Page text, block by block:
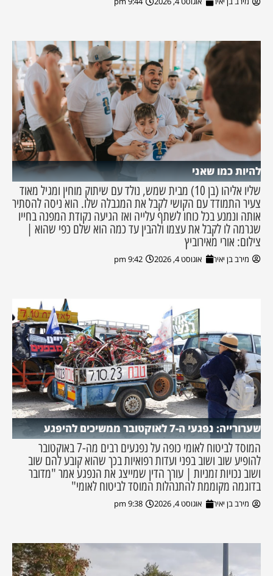
להיות כמו שאני
שליו אליהו (בן 10) מבית שמש, נולד עם שיתוק מוחין ומגיל מאוד
צעיר התמודד עם הקושי לקבל את המגבלה שלו. הוא ניסה להסתיר
אותה ונמנע בכל כוחו לשתף עלייה ואז הגיעה נקודת המפנה בחייו
שגרמה לו לקבל את עצמו ולהבין עד כמה הוא שלם כפי שהוא |
צילום: אורי מאירוביץ
מירב בן יאיר אוגוסט 4, 2026 9:42 pm
שערורייה: נפגעי ה-7 לאוקטובר ממשיכים להיפגע
המוסד לביטוח לאומי כופה על נפגעים רבים מה-7 באוקטובר
להופיע שוב ושוב בפני ועדות רפואיות בכך שהוא קובע להם שוב
ושוב נכויות זמניות | עורך הדין שמייצג את הנפגע אמר "מדובר
בדוגמה מקוממת להתנהלות המוסד לביטוח לאומי"
מירב בן יאיר אוגוסט 4, 2026 9:38 pm